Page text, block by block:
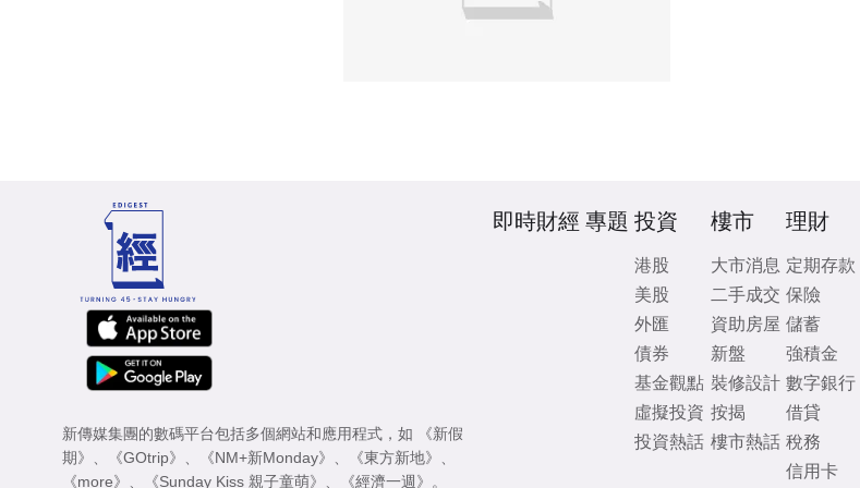
新傳媒集團的數碼平台包括多個網站和應用程式，如
《新假
期》
《GOtrip》 《NM+新Monday》 《東方新地》
《more》
《Sunday Kiss 親子童萌》 《經濟一週》 。
即時財經 專題 投資
港股
美股
外匯
債券
基金觀點
虛擬投資
投資熱話
樓市
大市消息
二手成交
資助房屋
新盤
裝修設計
按揭
樓市熱話
理財
定期存款
保險
儲蓄
強積金
數字銀行
借貸
稅務
信用卡